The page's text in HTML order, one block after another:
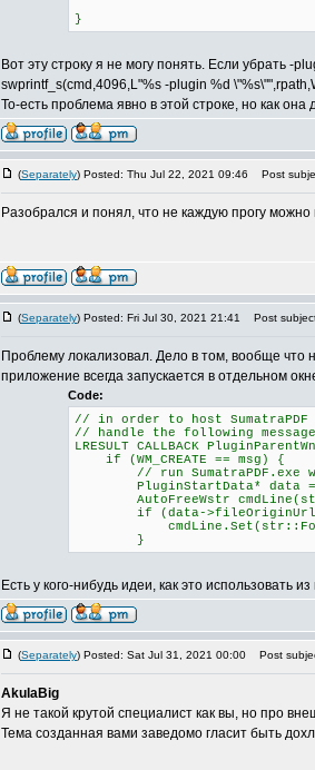
}
Вот эту строку я не могу понять. Если убрать -
swprintf_s(cmd,4096,L"%s -plugin %d
То-есть проблема явно в этой строке, но как
(Separately) Posted: Thu Jul 22, 2021 09:46 Post
Разобрался и понял, что не каждую прогу можно
(Separately) Posted: Fri Jul 30, 2021 21:41 Post
Проблему локализовал. Дело в том, вообще
приложение всегда запускается в отдельном
Code:
// in order to host
// handle the following
LRESULT CALLBACK
if (WM_CREATE == msg) {
// run SumatraPDF.exe
PluginStartData* data =
AutoFreeWstr
if (data-
}
Есть у кого-нибудь идеи, как это использовать
(Separately) Posted: Sat Jul 31, 2021 00:00 Post
AkulaBig
Я не такой крутой специалист как вы, но про
Тема созданная вами заведомо гласит быть